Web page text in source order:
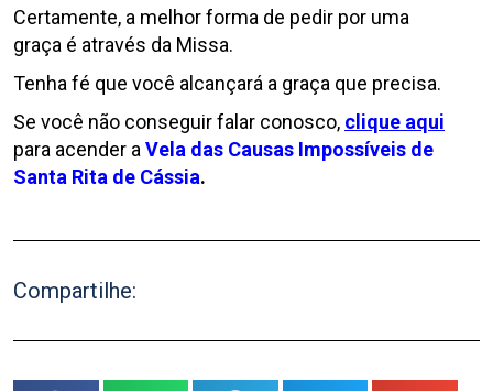
Certamente, a melhor forma de pedir por uma
graça é através da Missa.
Tenha fé que você alcançará a graça que precisa.
Se você não conseguir falar conosco, clique aqui
para acender a Vela das Causas Impossíveis de
Santa Rita de Cássia.
Compartilhe: